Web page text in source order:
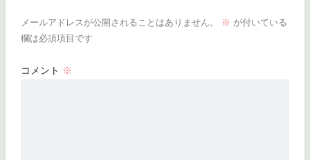
メールアドレスが公開されることはありません。 ※ が付いている
欄は必須項目です
コメント ※